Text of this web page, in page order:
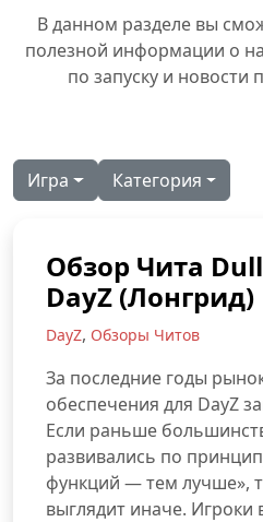
В данном разделе вы
полезной информации о
по запуску и новости
Игра Категория
Обзор Чита
DayZ (Лонгрид)
DayZ, Обзоры Читов
За последние годы
обеспечения для DayZ
Если раньше
развивались по
функций — тем лучше»,
выглядит иначе. Игроки